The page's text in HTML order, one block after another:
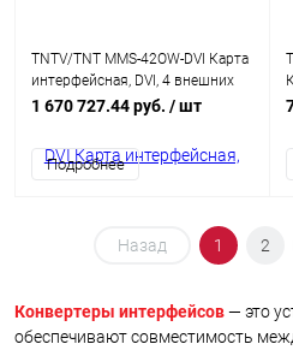
TNTV/TNT MMS-42OW-DVI Карта
интерфейсная, DVI, 4 внешних
выходных порта/2 активных
конвертер
видеоразрешений/scaler;для
1 670 727.44 руб. / шт
Подробнее
Назад 1 2
Конвертеры интерфейсов— это
обеспечивают совместимость